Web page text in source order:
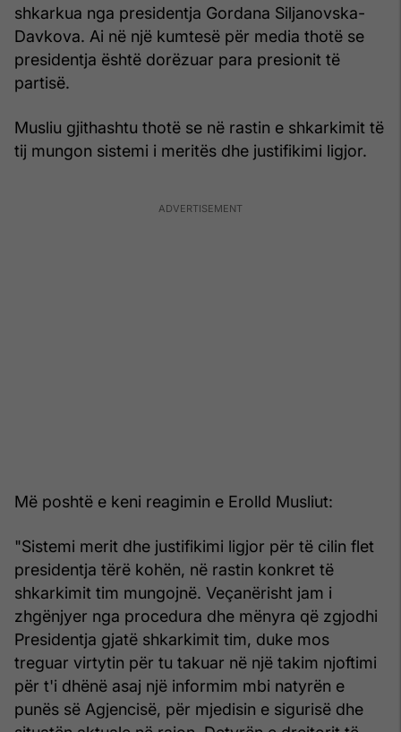
shkarkua nga presidentja Gordana Siljanovska-
Davkova. Ai në një kumtesë për media thotë se
presidentja është dorëzuar para presionit të
partisë.
Musliu gjithashtu thotë se në rastin e shkarkimit të
tij mungon sistemi i meritës dhe justifikimi ligjor.
Më poshtë e keni reagimin e Erolld Musliut:
"Sistemi merit dhe justifikimi ligjor për të cilin flet
presidentja tërë kohën, në rastin konkret të
shkarkimit tim mungojnë. Veçanërisht jam i
zhgënjyer nga procedura dhe mënyra që zgjodhi
Presidentja gjatë shkarkimit tim, duke mos
treguar virtytin për tu takuar në një takim njoftimi
për t'i dhënë asaj një informim mbi natyrën e
punës së Agjencisë, për mjedisin e sigurisë dhe